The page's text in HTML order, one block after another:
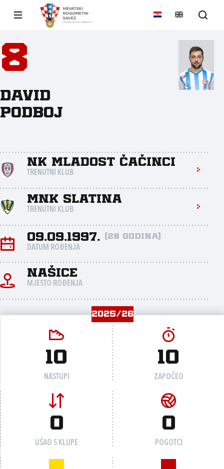
8
David
Podboj
NK Mladost Čačinci
TRENUTNI KLUB
MNK Slatina
TRENUTNI KLUB
09.09.1997. (28 godina)
DATUM ROĐENJA
Našice
MJESTO ROĐENJA
2025/26
10
NASTUPI
10
ZAPOČEO
0
UŠAO S KLUPE
0
POGOTCI